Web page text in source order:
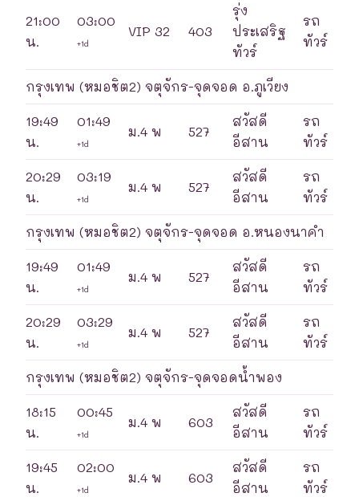
21:00
น.
03:00
+1d
VIP 32 403
รุ่ง
ประเสริฐ
ทัวร์
รถ
ทัวร์
กรุงเทพ (หมอชิต2) จตุจักร-จุดจอด อ.ภูเวียง
19:49
น.
01:49
+1d
ม.4 พ 527
สวัสดี
อีสาน
รถ
ทัวร์
20:29
น.
03:19
+1d
ม.4 พ 527
สวัสดี
อีสาน
รถ
ทัวร์
กรุงเทพ (หมอชิต2) จตุจักร-จุดจอด อ.หนองนาคำ
19:49
น.
01:49
+1d
ม.4 พ 527
สวัสดี
อีสาน
รถ
ทัวร์
20:29
น.
03:29
+1d
ม.4 พ 527
สวัสดี
อีสาน
รถ
ทัวร์
กรุงเทพ (หมอชิต2) จตุจักร-จุดจอดน้ำพอง
18:15
น.
00:45
+1d
ม.4 พ 603
สวัสดี
อีสาน
รถ
ทัวร์
19:45
น.
02:00
+1d
ม.4 พ 603
สวัสดี
อีสาน
รถ
ทัวร์